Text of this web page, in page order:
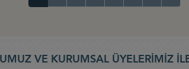
VE KURUMSAL ÜYELERİMİZ